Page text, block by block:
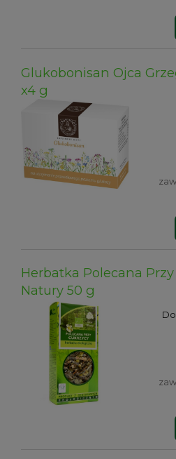
Glukobonisan Ojca
x4 g
Herbatka Polecana
Natury 50 g